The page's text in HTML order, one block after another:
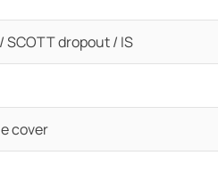
SCOTT dropout / IS
cover